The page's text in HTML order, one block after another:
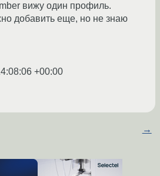
вижу один профиль.
добавить еще, но не знаю
+00:00
→